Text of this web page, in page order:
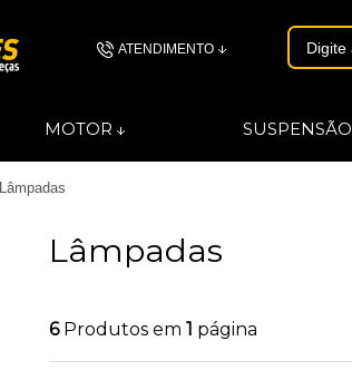
ATENDIMENTO
MOTOR SUSPENSÃO
Lâmpadas
Lâmpadas
6 Produtos em 1 página